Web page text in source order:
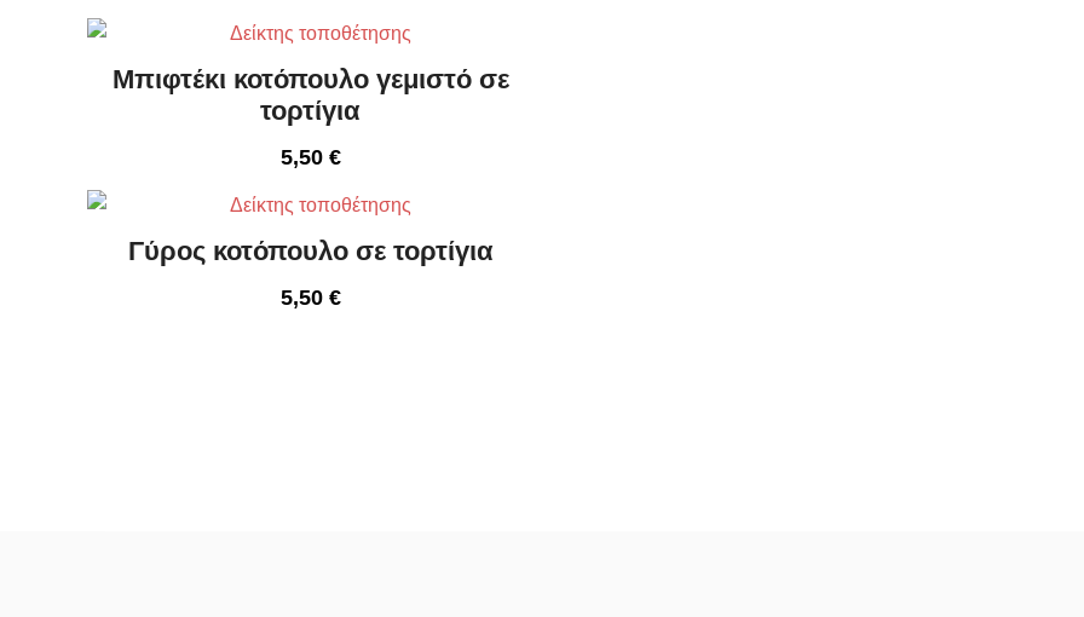
Μπιφτέκι κοτόπουλο γεμιστό σε
τορτίγια
5,50 €
Γύρος κοτόπουλο σε τορτίγια
5,50 €